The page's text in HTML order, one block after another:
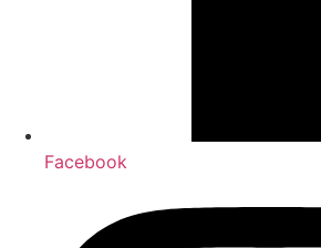
Facebook